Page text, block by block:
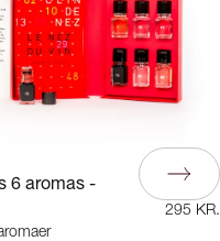
6 aromas -
295 KR.